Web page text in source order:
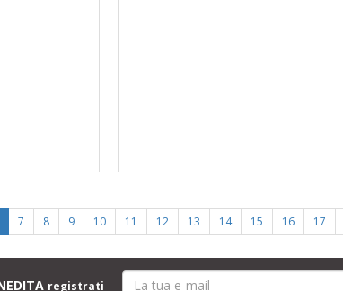
7 8 9 10 11 12 13 14 15 16 17
registrati